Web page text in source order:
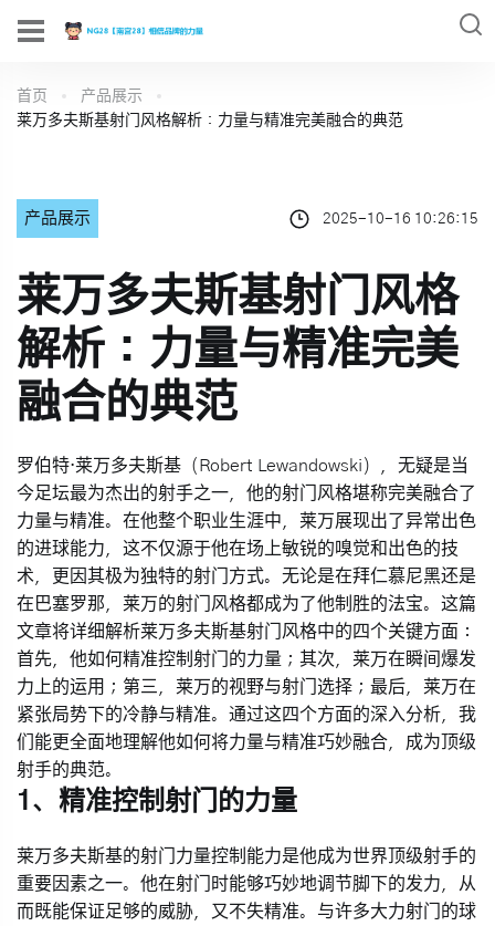
首页
产品展示
莱万多夫斯基射门风格解析：力量与精准完美融合的典范
产品展示 2025-10-16 10:26:15
莱万多夫斯基射门风格
解析：力量与精准完美
融合的典范
罗伯特·莱万多夫斯基（Robert Lewandowski），无疑是当
今足坛最为杰出的射手之一，他的射门风格堪称完美融合了
力量与精准。在他整个职业生涯中，莱万展现出了异常出色
的进球能力，这不仅源于他在场上敏锐的嗅觉和出色的技
术，更因其极为独特的射门方式。无论是在拜仁慕尼黑还是
在巴塞罗那，莱万的射门风格都成为了他制胜的法宝。这篇
文章将详细解析莱万多夫斯基射门风格中的四个关键方面：
首先，他如何精准控制射门的力量；其次，莱万在瞬间爆发
力上的运用；第三，莱万的视野与射门选择；最后，莱万在
紧张局势下的冷静与精准。通过这四个方面的深入分析，我
们能更全面地理解他如何将力量与精准巧妙融合，成为顶级
射手的典范。
1、精准控制射门的力量
莱万多夫斯基的射门力量控制能力是他成为世界顶级射手的
重要因素之一。他在射门时能够巧妙地调节脚下的发力，从
而既能保证足够的威胁，又不失精准。与许多大力射门的球